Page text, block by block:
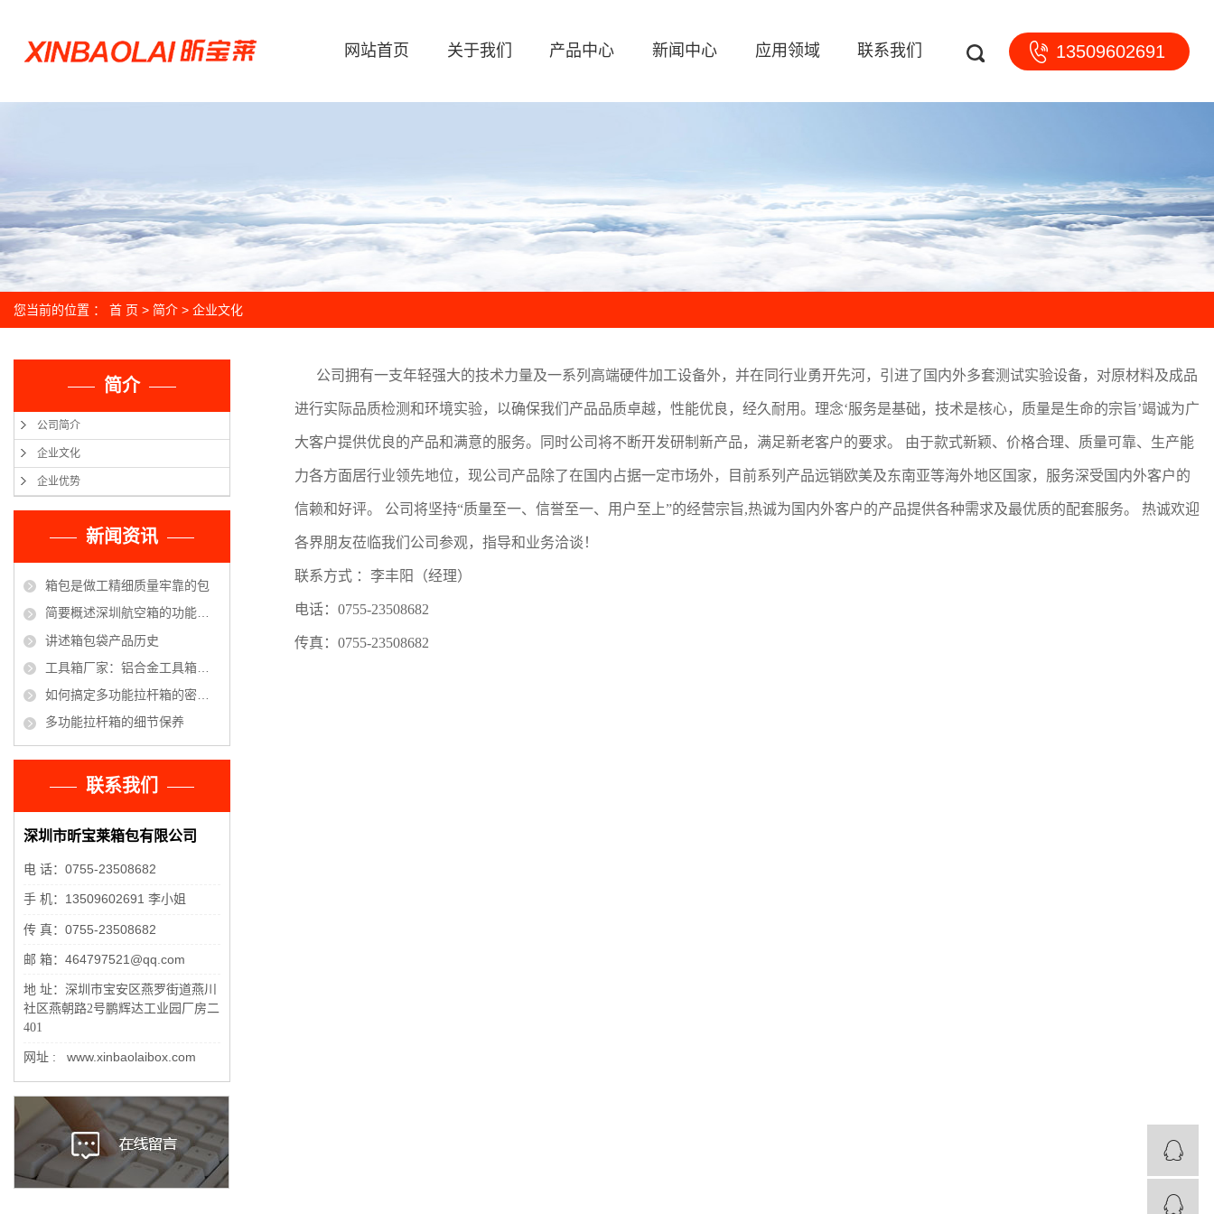
13509602691
网站首页 关于我们 产品中心 新闻中心 应用领域 联系我们
您当前的位置 ： 首 页 > 简介 > 企业文化
简介
公司简介
企业文化
企业优势
新闻资讯
箱包是做工精细质量牢靠的包
简要概述深圳航空箱的功能优点
讲述箱包袋产品历史
工具箱厂家：铝合金工具箱的保养方法
如何搞定多功能拉杆箱的密码锁
多功能拉杆箱的细节保养
联系我们
深圳市昕宝莱箱包有限公司
电 话：0755-23508682
手 机：13509602691 李小姐
传 真：0755-23508682
邮 箱：464797521@qq.com
地 址： 深圳市宝安区燕罗街道燕川
社区燕朝路2号鹏辉达工业园厂房二
401
网址 : www.xinbaolaibox.com
公司拥有一支年轻强大的技术力量及一系列高端硬件加工设备外，并在同行业勇开先河，引进了国内外多套测试实验设备，对原材料及成品
进行实际品质检测和环境实验，以确保我们产品品质卓越，性能优良，经久耐用。理念‘服务是基础，技术是核心，质量是生命的宗旨’竭诚为广
大客户提供优良的产品和满意的服务。同时公司将不断开发研制新产品，满足新老客户的要求。 由于款式新颖、价格合理、质量可靠、生产能
力各方面居行业领先地位，现公司产品除了在国内占据一定市场外，目前系列产品远销欧美及东南亚等海外地区国家，服务深受国内外客户的
信赖和好评。 公司将坚持“质量至一、信誉至一、用户至上”的经营宗旨,热诚为国内外客户的产品提供各种需求及最优质的配套服务。 热诚欢迎
各界朋友莅临我们公司参观，指导和业务洽谈！
联系方式 ：李丰阳（经理）
电话：0755-23508682
传真：0755-23508682